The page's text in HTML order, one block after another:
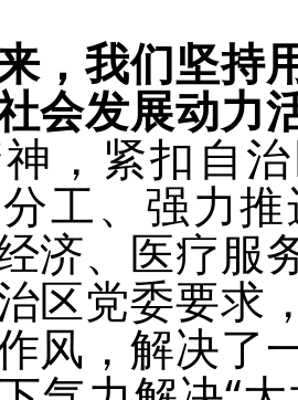
，我们坚持
会发展动力
，紧扣自
工、强力
济、医疗服
区党委要求
风，解决了